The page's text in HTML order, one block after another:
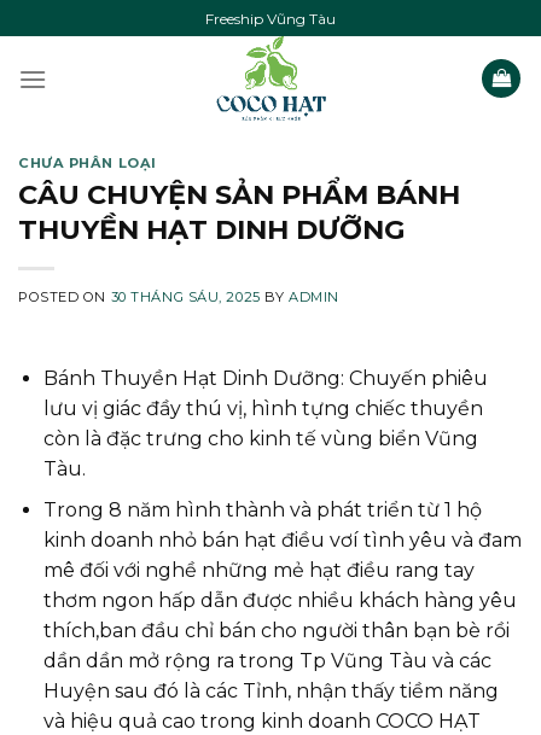
to
content
Freeship Vũng Tàu
CHƯA PHÂN LOẠI
CÂU CHUYỆN SẢN PHẨM BÁNH
THUYỀN HẠT DINH DƯỠNG
POSTED ON 30 THÁNG SÁU, 2025 BY ADMIN
Bánh Thuyền Hạt Dinh Dưỡng: Chuyến phiêu
lưu vị giác đầy thú vị, hình tựng chiếc thuyền
còn là đặc trưng cho kinh tế vùng biển Vũng
Tàu.
Trong 8 năm hình thành và phát triển từ 1 hộ
kinh doanh nhỏ bán hạt điều vơí tình yêu và đam
mê đối với nghề những mẻ hạt điều rang tay
thơm ngon hấp dẫn được nhiều khách hàng yêu
thích,ban đầu chỉ bán cho người thân bạn bè rồi
dần dần mở rộng ra trong Tp Vũng Tàu và các
Huyện sau đó là các Tỉnh, nhận thấy tiềm năng
và hiệu quả cao trong kinh doanh COCO HẠT